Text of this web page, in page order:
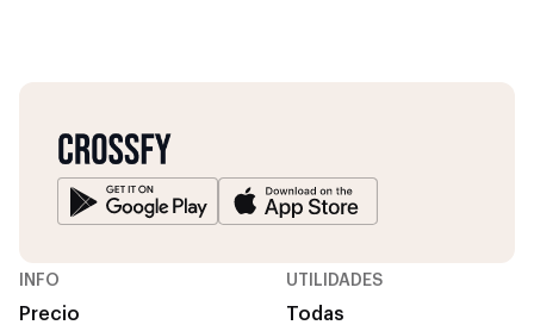
INFO
Precio
UTILIDADES
Todas